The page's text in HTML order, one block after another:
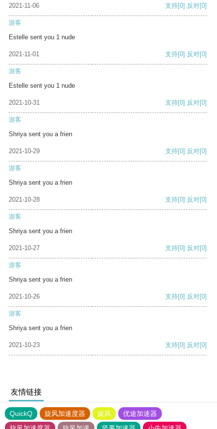
2021-11-06 支持[0] 反对[0]
游客
Estelle sent you 1 nude
2021-11-01 支持[0] 反对[0]
游客
Estelle sent you 1 nude
2021-10-31 支持[0] 反对[0]
游客
Shriya sent you a frien
2021-10-29 支持[0] 反对[0]
游客
Shriya sent you a frien
2021-10-28 支持[0] 反对[0]
游客
Shriya sent you a frien
2021-10-27 支持[0] 反对[0]
游客
Shriya sent you a frien
2021-10-26 支持[0] 反对[0]
游客
Shriya sent you a frien
2021-10-23 支持[0] 反对[0]
友情链接
QuickQ 旋风加速度器 旋风
优途加速器